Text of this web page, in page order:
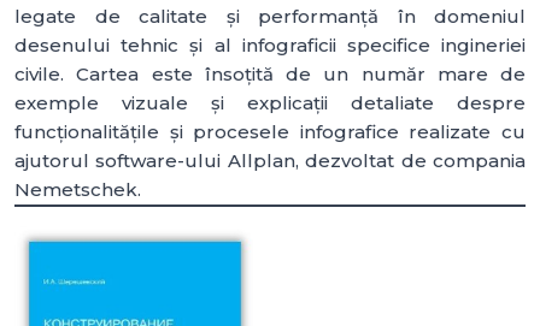
legate de calitate și performanță în domeniul
desenului tehnic și al infograficii specifice ingineriei
civile. Cartea este însoțită de un număr mare de
exemple vizuale și explicații detaliate despre
funcționalitățile și procesele infografice realizate cu
ajutorul software-ului Allplan, dezvoltat de compania
Nemetschek.